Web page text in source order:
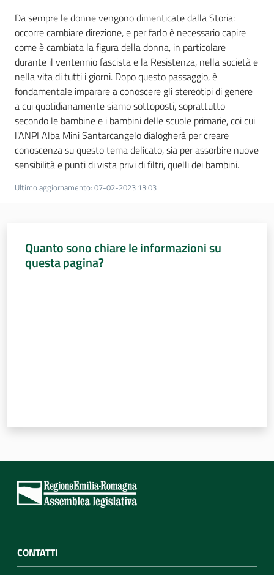
Assemblea
legislativa
Assemblea
Attività
Per i cittadini
Da sempre le donne vengono dimenticate dalla Storia:
occorre cambiare direzione, e per farlo è necessario capire
come è cambiata la figura della donna, in particolare
durante il ventennio fascista e la Resistenza, nella società e
nella vita di tutti i giorni. Dopo questo passaggio, è
fondamentale imparare a conoscere gli stereotipi di genere
a cui quotidianamente siamo sottoposti, soprattutto
secondo le bambine e i bambini delle scuole primarie, coi cui
l'ANPI Alba Mini Santarcangelo dialogherà per creare
conoscenza su questo tema delicato, sia per assorbire nuove
sensibilità e punti di vista privi di filtri, quelli dei bambini.
Ultimo aggiornamento: 07-02-2023 13:03
Quanto sono chiare le informazioni su
questa pagina?
CONTATTI